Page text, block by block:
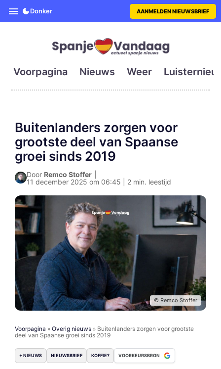
SpanjeVandaag is de eerste
Donker AANMELDEN NIEUWSBRIEF
Voorpagina Nieuws Weer
Buitenlanders zorgen voor
grootste deel van Spaanse
groei sinds 2019
Door Remco Stoffer
11 december 2025 om 06:45 | 2 min. leestijd
© Remco Stoffer
Voorpagina » Overig nieuws » Buitenlanders zorgen voor grootste
deel van Spaanse groei sinds 2019
+ NIEUWS NIEUWSBRIEF KOFFIE? VOORKEURSBRON